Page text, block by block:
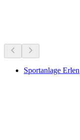
Sportanlage Erlen